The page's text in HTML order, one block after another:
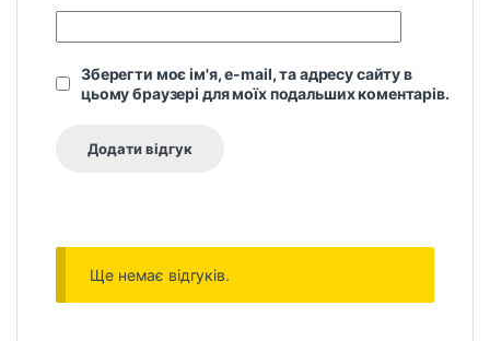
Зберегти моє ім'я, e-mail, та адресу сайту в
цьому браузері для моїх подальших коментарів.
Ще немає відгуків.